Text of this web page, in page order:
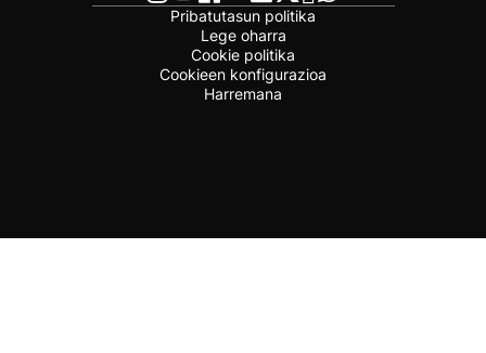
Pribatutasun politika
Lege oharra
Cookie politika
Cookieen konfigurazioa
Harremana